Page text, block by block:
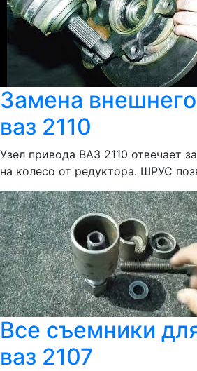
Замена
ваз 2110
Узел привода ВАЗ 2110 отвечает
на колесо от редуктора. ШРУС
Все съемники
ваз 2107